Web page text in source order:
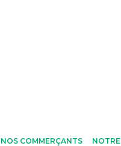
NOS COMMERÇANTS